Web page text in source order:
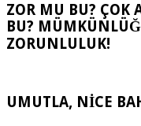
ZOR MU BU? ÇOK
BU?
ZORUNLULUK!
UMUTLA, NİCE